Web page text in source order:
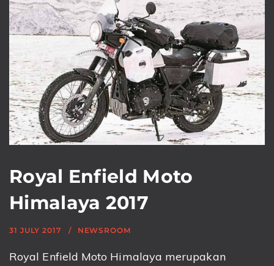
Royal Enfield Moto
Himalaya 2017
31 JULY 2017 NEWSROOM
Royal Enfield Moto Himalaya merupakan